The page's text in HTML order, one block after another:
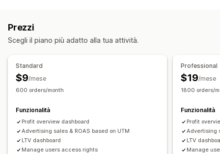
Attribuzione del marketing
Monitoraggio degli acquisti
Monitoraggio UTM
Dashboard di analisi
Analisi storica dei dati
Pianificazione dei report
Monitoraggio delle spese
Monitoraggio dei costi dei beni venduti
Operazioni finanziarie
Termini netti
Transazioni Scorte e prodotto
Prezzi
Importazione dei dati storici
Prezzi
Scegli il piano più adatto alla tua attività.
Standard
$9/mese
600 orders/month
Funzionalità
Profit overview dashboard
Advertising sales & ROAS based on UTM
LTV dashboard
Manage users access rights
Professional
$19/mese
1800 orders/
Funzionalità
Profit
Advertising
LTV
Manage